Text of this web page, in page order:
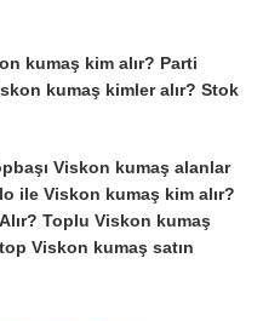
kumaş kim alır? Parti
kumaş kimler alır? Stok
Viskon kumaş alanlar
ile Viskon kumaş kim alır?
Toplu Viskon kumaş
Viskon kumaş satın